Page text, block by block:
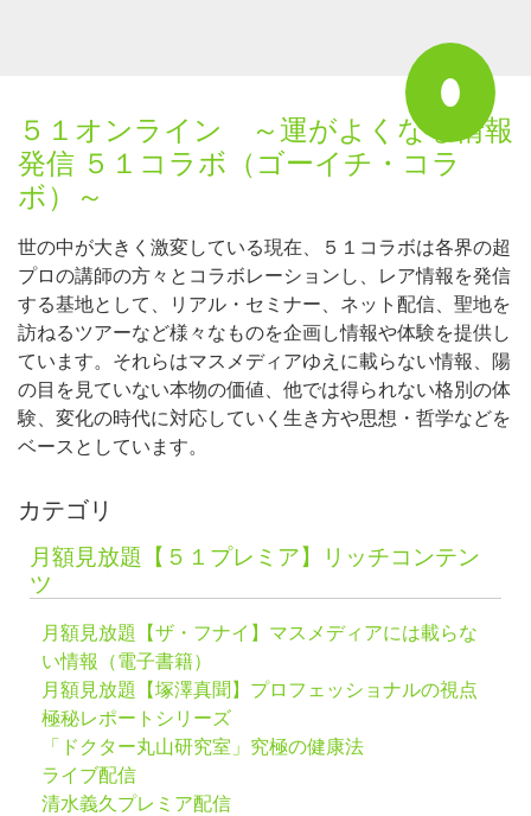
５１オンライン ～運がよくなる情報
発信 ５１コラボ（ゴーイチ・コラ
ボ）～
世の中が大きく激変している現在、５１コラボは各界の超
プロの講師の方々とコラボレーションし、レア情報を発信
する基地として、リアル・セミナー、ネット配信、聖地を
訪ねるツアーなど様々なものを企画し情報や体験を提供し
ています。それらはマスメディアゆえに載らない情報、陽
の目を見ていない本物の価値、他では得られない格別の体
験、変化の時代に対応していく生き方や思想・哲学などを
ベースとしています。
カテゴリ
月額見放題【５１プレミア】リッチコンテン
ツ
月額見放題【ザ・フナイ】マスメディアには載らな
い情報（電子書籍）
月額見放題【塚澤真聞】プロフェッショナルの視点
極秘レポートシリーズ
「ドクター丸山研究室」究極の健康法
ライブ配信
清水義久プレミア配信